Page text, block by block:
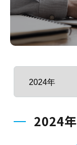
2024年